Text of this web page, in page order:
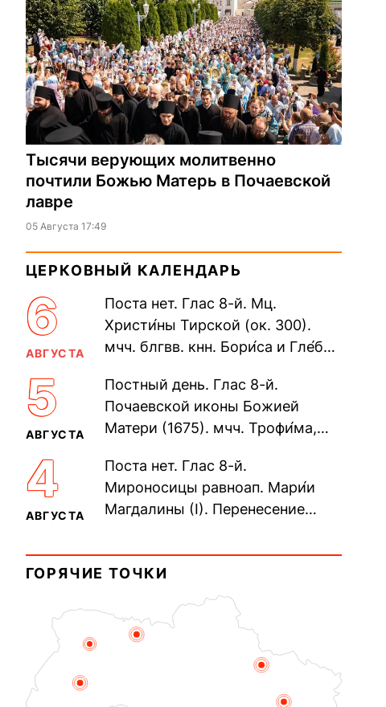
Тысячи верующих молитвенно
почтили Божью Матерь в Почаевской
лавре
05 Августа 17:49
ЦЕРКОВНЫЙ КАЛЕНДАРЬ
6
АВГУСТА
Поста нет. Глас 8-й. Мц.
Христи́ны Тирской (ок. 300).
мчч. блгвв. кнн. Бори́са и Гле́ба,
Дави́да (1015). Прп....
5
АВГУСТА
Постный день. Глас 8-й.
Почаевской иконы Божией
Матери (1675). мчч. Трофи́ма,
мучеников (284–305). прав.
воина Фео́дора...
4
АВГУСТА
Поста нет. Глас 8-й.
Мироносицы равноап. Мари́и
Магдалины (I). Перенесение
Синопского (403–404). Прп.
Корни́лия...
ГОРЯЧИЕ ТОЧКИ